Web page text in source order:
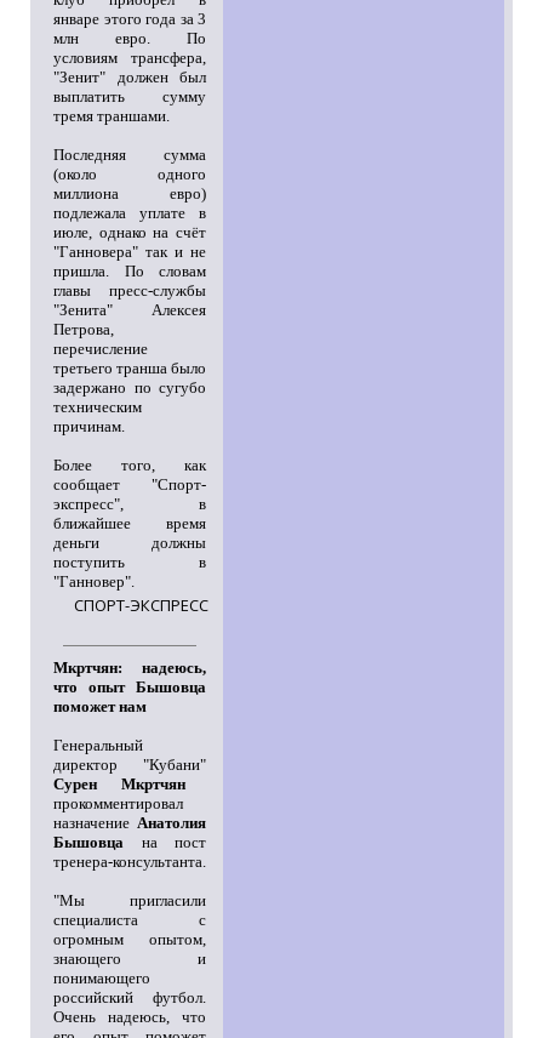
январе этого года за 3
млн евро. По
условиям трансфера,
"Зенит" должен был
выплатить сумму
тремя траншами.
Последняя сумма
(около одного
миллиона евро)
подлежала уплате в
июле, однако на счёт
"Ганновера" так и не
пришла. По словам
главы пресс-службы
"Зенита" Алексея
Петрова,
перечисление
третьего транша было
задержано по сугубо
техническим
причинам.
Более того, как
сообщает "Спорт-
экспресс", в
ближайшее время
деньги должны
поступить в
"Ганновер".
СПОРТ-ЭКСПРЕСС
Мкртчян: надеюсь,
что опыт Бышовца
поможет нам
Генеральный
директор "Кубани"
Сурен Мкртчян
прокомментировал
назначение Анатолия
Бышовца на пост
тренера-консультанта.
"Мы пригласили
специалиста с
огромным опытом,
знающего и
понимающего
российский футбол.
Очень надеюсь, что